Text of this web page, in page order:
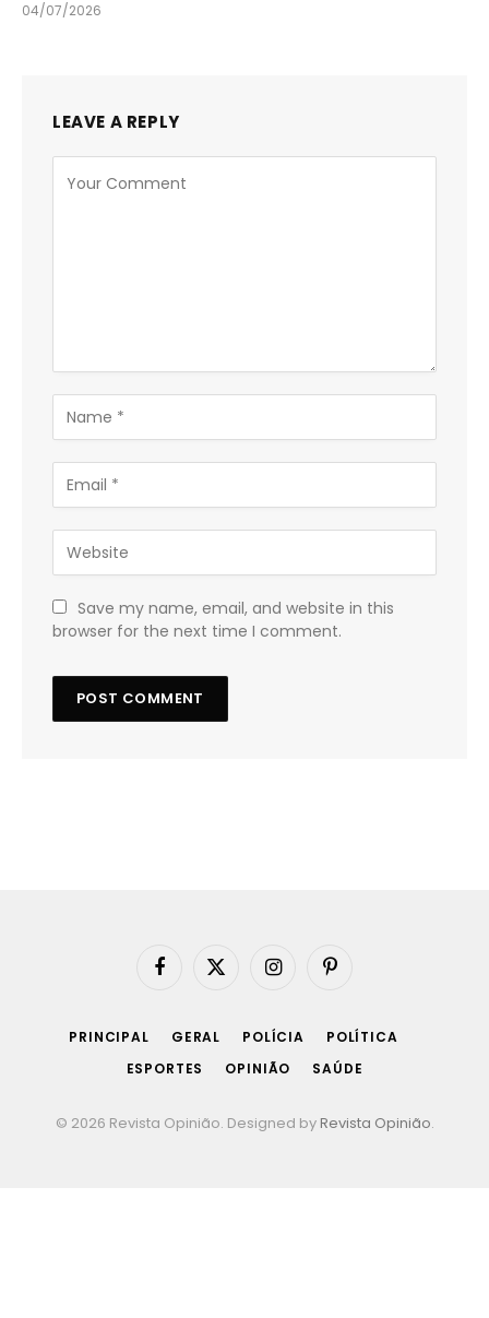
04/07/2026
LEAVE A REPLY
Save my name, email, and website in this
browser for the next time I comment.
Facebook
X
InstagramPinterest
PRINCIPAL GERAL POLÍCIA
POLÍTICA
ESPORTES
OPINIÃO SAÚDE
© 2026 Revista Opinião. Designed by Revista Opinião.